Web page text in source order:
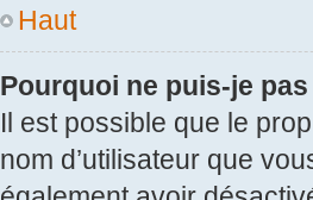
Haut
Pourquoi ne puis-je
Il est possible que le
nom d’utilisateur que